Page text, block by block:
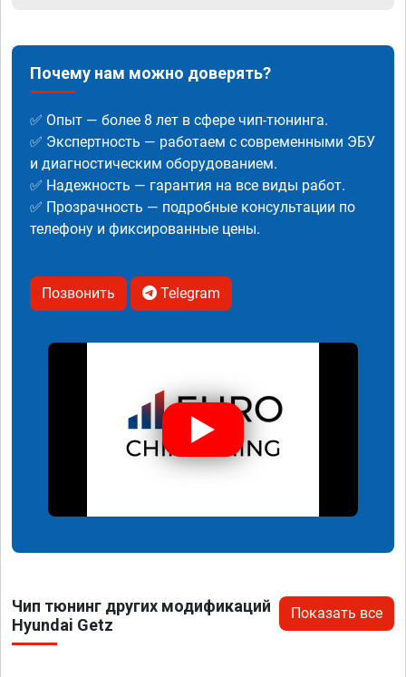
Почему нам можно доверять?
✅ Опыт — более 8 лет в сфере чип-тюнинга.
✅ Экспертность — работаем с современными ЭБУ
и диагностическим оборудованием.
✅ Надежность — гарантия на все виды работ.
✅ Прозрачность — подробные консультации по
телефону и фиксированные цены.
Позвонить Telegram
Чип тюнинг других модификаций
Hyundai Getz
Показать все